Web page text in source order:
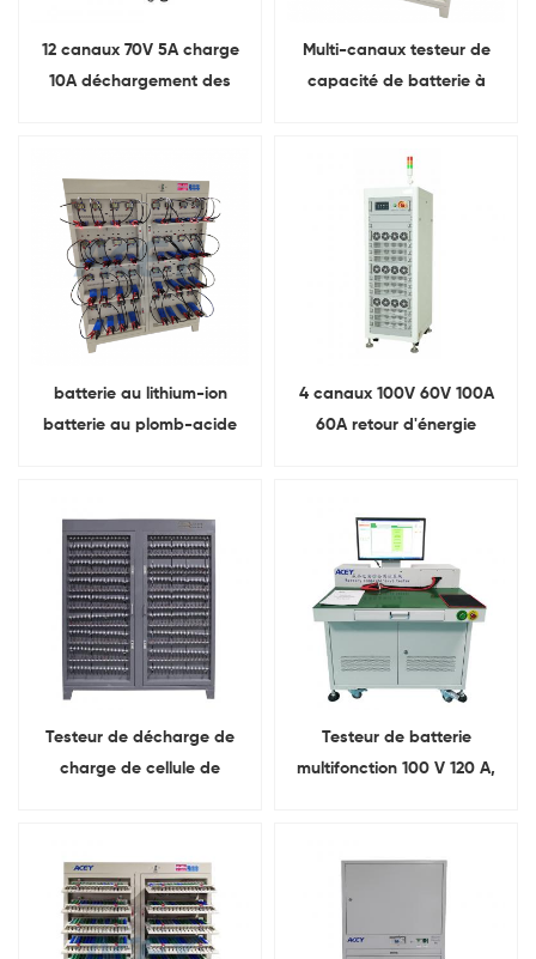
12 canaux 70V 5A charge
10A déchargement des
Multi-canaux testeur de
capacité de batterie à
batterie au lithium-ion
batterie au plomb-acide
différentes pinces
4 canaux 100V 60V 100A
60A retour d'énergie
batterie Lifepo4 et testeur
de PACK
Testeur de décharge de
charge de cellule de
Testeur de batterie
multifonction 100 V 120 A,